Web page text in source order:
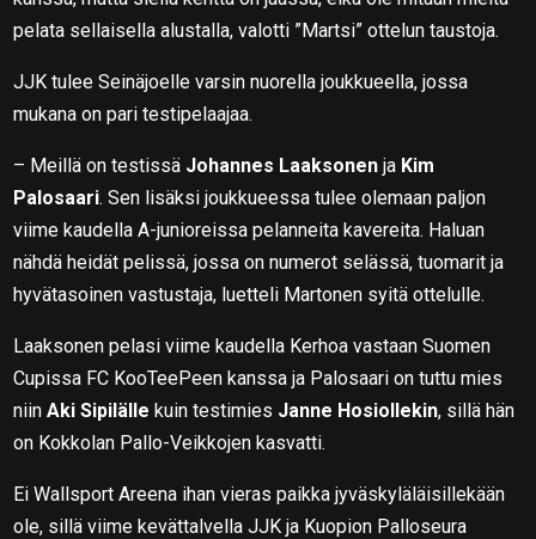
pelata sellaisella alustalla, valotti ”Martsi” ottelun taustoja.
JJK tulee Seinäjoelle varsin nuorella joukkueella, jossa
mukana on pari testipelaajaa.
– Meillä on testissä Johannes Laaksonen ja Kim
Palosaari. Sen lisäksi joukkueessa tulee olemaan paljon
viime kaudella A-junioreissa pelanneita kavereita. Haluan
nähdä heidät pelissä, jossa on numerot selässä, tuomarit ja
hyvätasoinen vastustaja, luetteli Martonen syitä ottelulle.
Laaksonen pelasi viime kaudella Kerhoa vastaan Suomen
Cupissa FC KooTeePeen kanssa ja Palosaari on tuttu mies
niinAki Sipilälle kuin testimies Janne Hosiollekin, sillä hän
on Kokkolan Pallo-Veikkojen kasvatti.
Ei Wallsport Areena ihan vieras paikka jyväskyläläisillekään
ole, sillä viime kevättalvella JJK ja Kuopion Palloseura